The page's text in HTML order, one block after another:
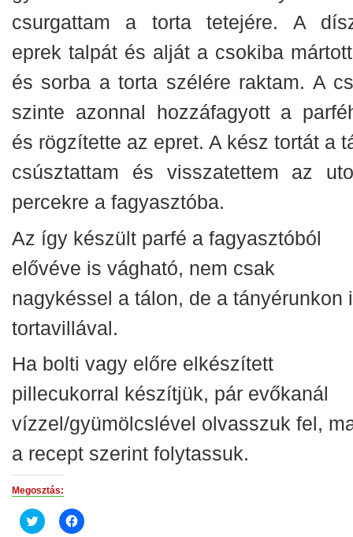
csurgattam a torta tetejére. A
eprek talpát és alját a csokiba
és sorba a torta szélére raktam. A
szinte azonnal hozzáfagyott a
és rögzítette az epret. A kész tortát a
csúsztattam és visszatettem az
percekre a fagyasztóba.
Az így készült parfé a fagyasztóból
elővéve is vágható, nem csak
nagykéssel a tálon, de a tányérunkon
tortavillával.
Ha bolti vagy előre elkészített
pillecukorral készítjük, pár evőkanál
vízzel/gyümölcslével olvasszuk fel,
a recept szerint folytassuk.
Megosztás:
Click
to
Click
to